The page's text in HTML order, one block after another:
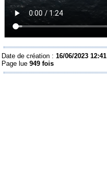
Date de création :16/06/2023 12:41
Page lue949 fois